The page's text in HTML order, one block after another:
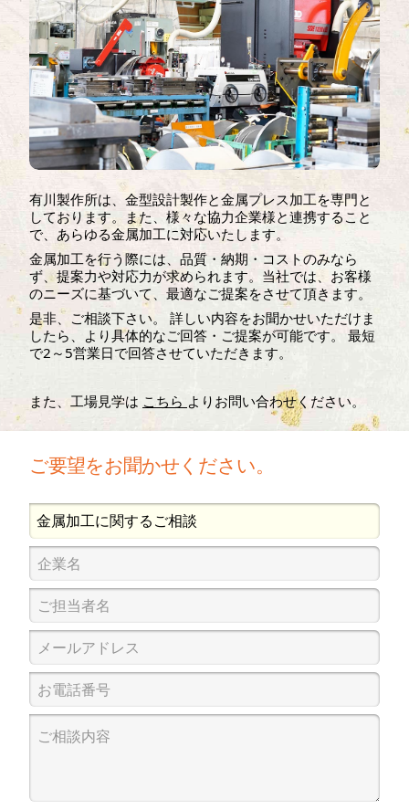
有川製作所は、金型設計製作と金属プレス加工を専門と
しております。また、様々な協力企業様と連携すること
で、あらゆる金属加工に対応いたします。
金属加工を行う際には、品質・納期・コストのみなら
ず、提案力や対応力が求められます。当社では、お客様
のニーズに基づいて、最適なご提案をさせて頂きます。
是非、ご相談下さい。 詳しい内容をお聞かせいただけま
したら、より具体的なご回答・ご提案が可能です。 最短
で2～5営業日で回答させていただきます。
また、工場見学は こちら よりお問い合わせください。
ご要望をお聞かせください。